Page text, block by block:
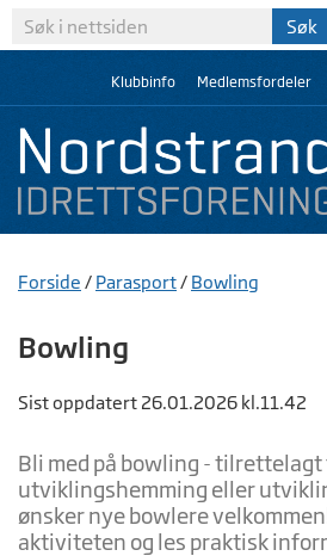
Klubbinfo Medlemsfordeler
Forside / Parasport/ Bowling
Bowling
Sist oppdatert 26.01.2026 kl.11.42
Bli med på bowling - tilrettelagt
utviklingshemming eller
ønsker nye bowlere
aktiviteten og les praktisk